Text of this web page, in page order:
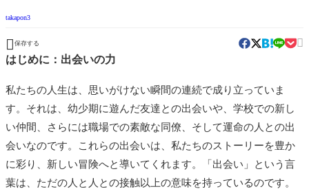
takapon3
 保存する 
はじめに：出会いの力
私たちの人生は、思いがけない瞬間の連続で成り立っていま
す。それは、幼少期に遊んだ友達との出会いや、学校での新し
い仲間、さらには職場での素敵な同僚、そして運命の人との出
会いなのです。これらの出会いは、私たちのストーリーを豊か
に彩り、新しい冒険へと導いてくれます。「出会い」という言
葉は、ただの人と人との接触以上の意味を持っているのです。